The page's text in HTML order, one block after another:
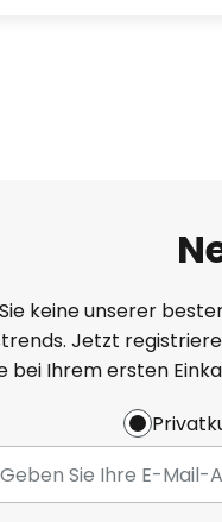
keine unserer
Jetzt
bei Ihrem ersten